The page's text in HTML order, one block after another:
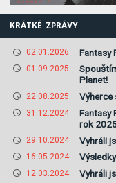
KRÁTKÉ ZPRÁVY
02.01.2026 Fantasy
01.09.2025
Planet!
22.08.2025 Výherce
31.12.2024
Fantasy
rok
29.10.2024 Vyhráli
16.05.2024
12.03.2024 Vyhráli